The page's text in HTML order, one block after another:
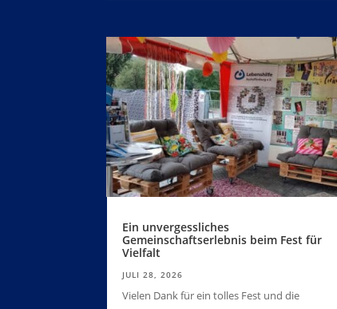
Ein unvergessliches
Gemeinschaftserlebnis beim Fest für
Vielfalt
JULI 28, 2026
Vielen Dank für ein tolles Fest und die